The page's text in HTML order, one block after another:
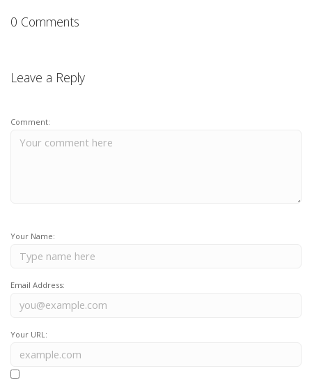
0 Comments
Leave a Reply
Comment:
Your Name:
Email Address:
Your URL: